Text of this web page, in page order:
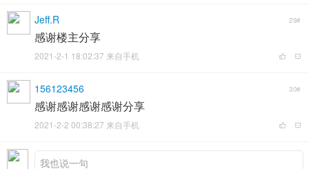
Jeff.R 29#
感谢楼主分享
2021-2-1 18:02:37 来自手机
156123456 30#
感谢感谢感谢感谢分享
2021-2-2 00:38:27 来自手机